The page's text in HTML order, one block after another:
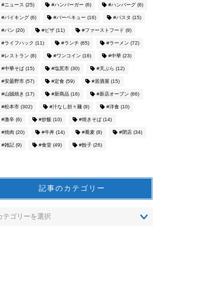
#ニュース (25) #ハンバーガー (6) #ハンバーグ(6)
#バイキング(6) #バーベキュー (16) #パスタ (15)
#パン (20) #ピザ(11) #ファーストフード (9)
#ライフハック (11) #ランチ(65) #ラーメン (72)
#レストラン (8) #ワンコイン (16) #中華(23)
#中華そば(15) #塩尻市(30) #天ぷら (12)
#安曇野市(57) #定食(59) #居酒屋 (15)
#山賊焼き (17) #新商品(16) #新店オープン (66)
#松本市(302) #汁なし担々麺(9) #洋食(10)
#激辛(6) #炒飯 (10) #焼きそば(14)
#焼肉 (20) #牛丼(14) #蕎麦(8) #閉店(34)
#雑記(9) #食堂(49) #餃子(26)
記事のカテゴリー